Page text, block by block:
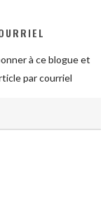
à ce blogue et
par courriel